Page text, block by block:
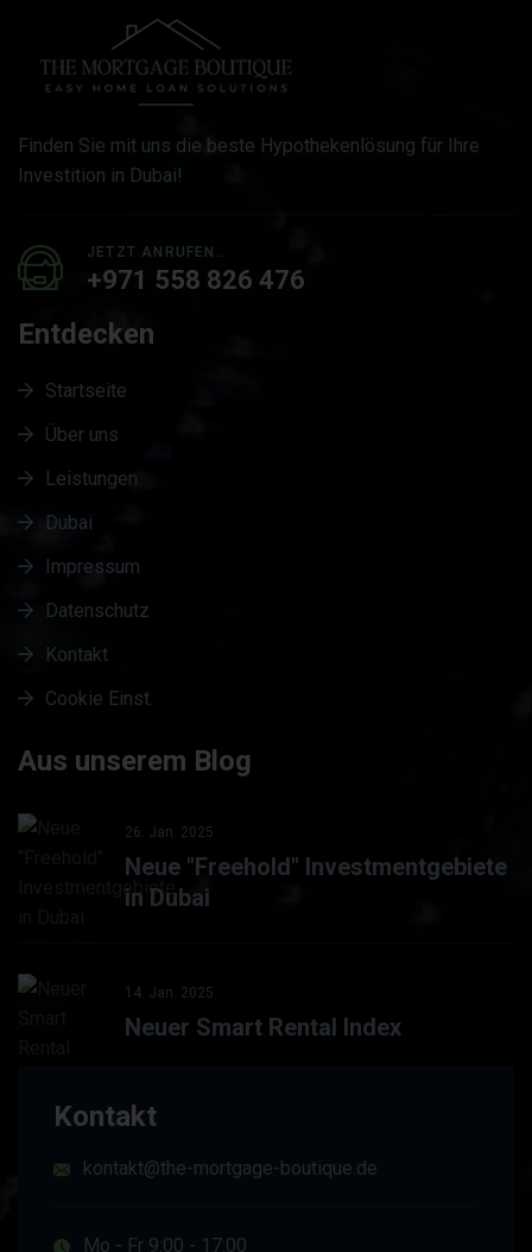
Finden Sie mit uns die beste Hypothekenlösung für Ihre
Investition in Dubai!
JETZT ANRUFEN..
+971 558 826 476
Entdecken
Startseite
Über uns
Leistungen
Dubai
Impressum
Datenschutz
Kontakt
Cookie Einst.
Aus unserem Blog
26. Jan. 2025
Neue "Freehold" Investmentgebiete
in Dubai
14. Jan. 2025
Neuer Smart Rental Index
Kontakt
kontakt@the-mortgage-boutique.de
Mo - Fr 9:00 - 17:00